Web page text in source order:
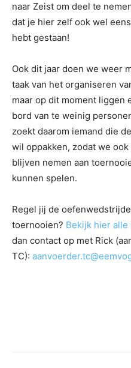
naar Zeist om deel te
dat je hier zelf ook wel
hebt gestaan!
Ook dit jaar doen we weer
taak van het organiseren
maar op dit moment liggen
bord van te weinig
zoekt daarom iemand die
wil oppakken, zodat we
blijven nemen aan
kunnen spelen.
Regel jij de
toernooien? Bekijk hier alle
dan contact op met Rick
TC):